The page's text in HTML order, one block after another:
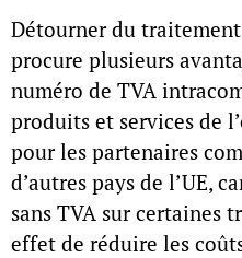
Détourner du
procure plusieurs
numéro de TVA
produits et services de
pour les partenaires
d’autres pays de l’UE,
sans TVA sur certaines
effet de réduire les